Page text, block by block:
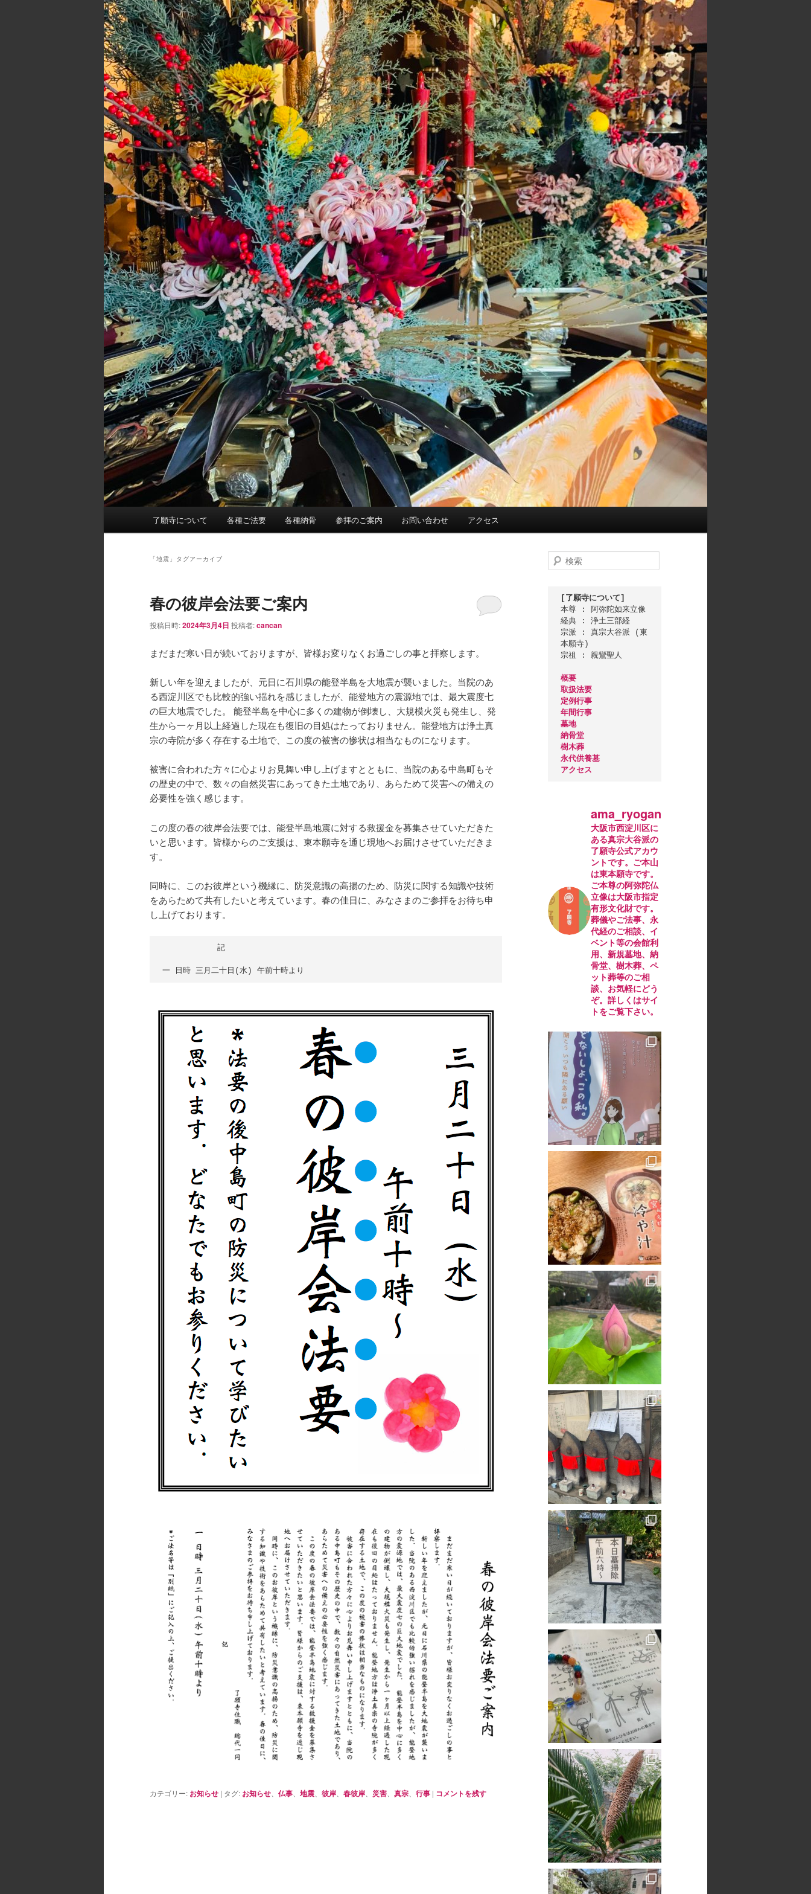
了願寺について 各種ご法要 各種納骨 参拝のご案内 お問い合わせ アクセス
「地震 」タグアーカイブ
春の彼岸会法要ご案内
投稿日時:2024年3月4日 投稿者:cancan
まだまだ寒い日が続いておりますが、皆様お変りなくお過ごしの事と拝察します。
新しい年を迎えましたが、元日に石川県の能登半島を大地震が襲いました。当院のあ
る西淀川区でも比較的強い揺れを感じましたが、能登地方の震源地では、最大震度七
の巨大地震でした。 能登半島を中心に多くの建物が倒壊し、大規模火災も発生し、発
生から一ヶ月以上経過した現在も復旧の目処はたっておりません。能登地方は浄土真
宗の寺院が多く存在する土地で、この度の被害の惨状は相当なものになります。
被害に合われた方々に心よりお見舞い申し上げますとともに、当院のある中島町もそ
の歴史の中で、数々の自然災害にあってきた土地であり、あらためて災害への備えの
必要性を強く感じます。
この度の春の彼岸会法要では、能登半島地震に対する救援金を募集させていただきた
いと思います。皆様からのご支援は、東本願寺を通じ現地へお届けさせていただきま
す。
同時に、このお彼岸という機縁に、防災意識の高揚のため、防災に関する知識や技術
をあらためて共有したいと考えています。春の佳日に、みなさまのご参拝をお待ち申
し上げております。
記
カテゴリー: お知らせ | タグ: お知らせ 仏事 地震 彼岸 春彼岸 災害 真宗 行事 | コメントを残す
検
索
[了願寺について]
本尊 : 阿弥陀如来立像
経典 : 浄土三部経
宗派 : 真宗大谷派 (東
本願寺)
宗祖 : 親鸞聖人
概要
取扱法要
定例行事
年間行事
墓地
納骨堂
樹木葬
永代供養墓
アクセス
ama_ryogan
大阪市西淀川区に
ある真宗大谷派の
了願寺公式アカウ
ントです。ご本山
は東本願寺です。
ご本尊の阿弥陀仏
立像は大阪市指定
有形文化財です。
葬儀やご法事、永
代経のご相談、イ
ベント等の会館利
用、新規墓地、納
骨堂、樹木葬、ペ
ット葬等のご相
談、お気軽にどう
ぞ。詳しくはサイ
トをご覧下さい。